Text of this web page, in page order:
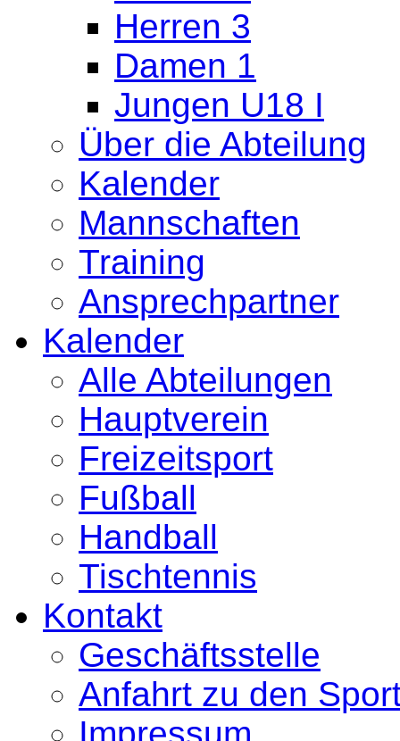
Herren 3
Damen 1
Jungen U18 I
Über die Abteilung
Kalender
Mannschaften
Training
Ansprechpartner
Kalender
Alle Abteilungen
Hauptverein
Freizeitsport
Fußball
Handball
Tischtennis
Kontakt
Geschäftsstelle
Anfahrt zu den
Impressum